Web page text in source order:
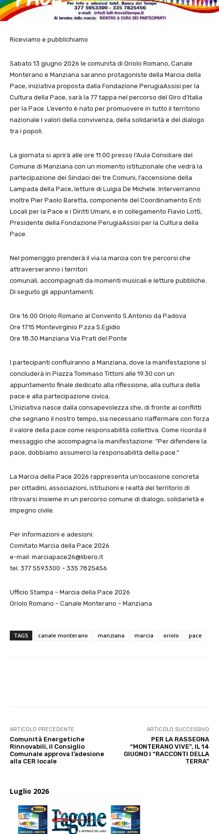
Riceviamo e pubblichiamo
Sabato 13 giugno 2026 le comunità di Oriolo Romano, Canale
Monterano e Manziana saranno protagoniste della Marcia della
Pace, iniziativa proposta dalla Fondazione PerugiaAssisi per la
Cultura della Pace, sarà la 77 tappa nel percorso del Giro d’Italia
per la Pace. L’evento è nato per promuovere in tutto il territorio
nazionale I valori della convivenza, della solidarietà e del dialogo
tra i popoli.
La giornata si aprirà alle ore 11.00 presso l’Aula Consiliare del
Comune di Manziana con un momento istituzionale che vedrà la
partecipazione dei Sindaci dei tre Comuni, l’accensione della
Lampada della Pace, letture di Luigia De Michele. Interverranno
inoltre Pier Paolo Baretta, componente del Coordinamento Enti
Locali per la Pace e i Diritti Umani, e in collegamento Flavio Lotti,
Presidente della Fondazione PerugiaAssisi per la Cultura della
Pace.
Nel pomeriggio prenderà il via la marcia con tre percorsi che
attraverseranno i territori
comunali, accompagnati da momenti musicali e letture pubbliche.
Di seguito gli appuntamenti.
Ore 16.00 Oriolo Romano al Convento S.Antonio da Padova
Ore 17.15 Montevirginio P.zza S.Egidio
Ore 18.30 Manziana Via Prati del Ponte
I partecipanti confluiranno a Manziana, dove la manifestazione si
concluderà in Piazza Tommaso Tittoni alle 19.30 con un
appuntamento finale dedicato alla riflessione, alla cultura della
pace e alla partecipazione civica.
L’iniziativa nasce dalla consapevolezza che, di fronte ai conflitti
che segnano il nostro tempo, sia necessario riaffermare con forza
il valore della pace come responsabilità collettiva. Come ricorda il
messaggio che accompagna la manifestazione: “Per difendere la
pace, dobbiamo assumerci la responsabilità della pace.”
La Marcia della Pace 2026 rappresenta un’occasione concreta
per cittadini, associazioni, istituzioni e realtà del territorio di
ritrovarsi insieme in un percorso comune di dialogo, solidarietà e
impegno civile.
Per informazioni e adesioni:
Comitato Marcia della Pace 2026
e-mail: marciapace26@libero.it
tel. 377 5593300 – 335 7825456
Ufficio Stampa – Marcia della Pace 2026
Oriolo Romano – Canale Monterano – Manziana
TAGS canale monterano manziana marcia oriolo pace
ARTICOLO PRECEDENTE
Comunità Energetiche
Rinnovabili, il Consiglio
Comunale approva l’adesione
alla CER locale
ARTICOLO SUCCESSIVO
PER LA RASSEGNA
“MONTERANO VIVE”, IL 14
GIUGNO I “RACCONTI DELLA
TERRA”
Luglio 2026